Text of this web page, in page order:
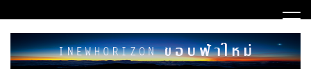
to
content